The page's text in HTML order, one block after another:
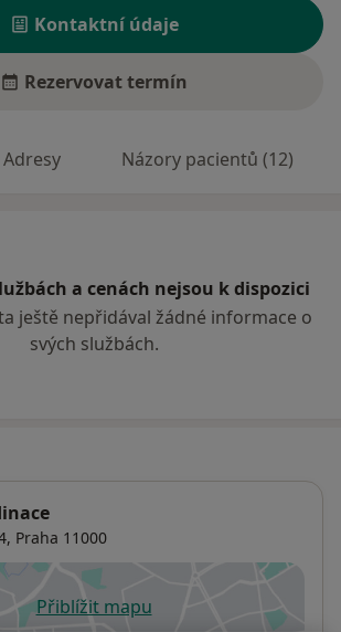
Kontaktní údaje
Rezervovat termín
Adresy Názory pacientů (12)
a cenách nejsou k dispozici
ještě nepřidával žádné informace o
svých službách.
Praha 11000
Přiblížit mapuse otevře v nové záložce